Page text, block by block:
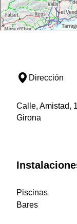
Dirección
Calle, Amistad,
Girona
Piscinas
Bares